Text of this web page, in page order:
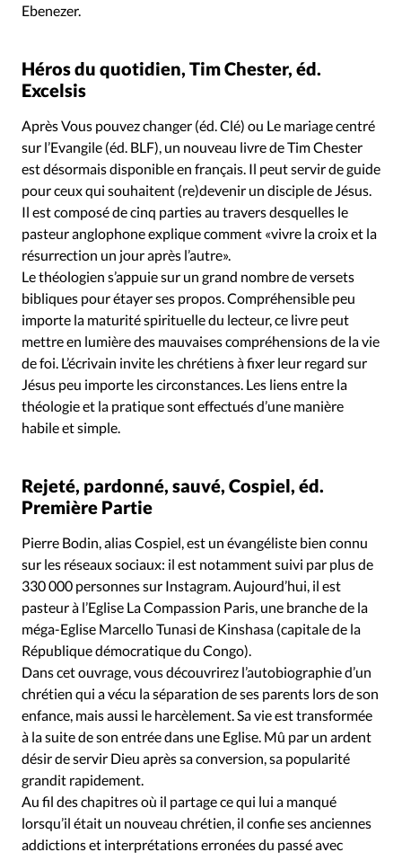
Ebenezer.
Héros du quotidien, Tim Chester, éd.
Excelsis
Après Vous pouvez changer (éd. Clé) ou Le mariage centré
sur l’Evangile (éd. BLF), un nouveau livre de Tim Chester
est désormais disponible en français. Il peut servir de guide
pour ceux qui souhaitent (re)devenir un disciple de Jésus.
Il est composé de cinq parties au travers desquelles le
pasteur anglophone explique comment «vivre la croix et la
résurrection un jour après l’autre».
Le théologien s’appuie sur un grand nombre de versets
bibliques pour étayer ses propos. Compréhensible peu
importe la maturité spirituelle du lecteur, ce livre peut
mettre en lumière des mauvaises compréhensions de la vie
de foi. L’écrivain invite les chrétiens à fixer leur regard sur
Jésus peu importe les circonstances. Les liens entre la
théologie et la pratique sont effectués d’une manière
habile et simple.
Rejeté, pardonné, sauvé, Cospiel, éd.
Première Partie
Pierre Bodin, alias Cospiel, est un évangéliste bien connu
sur les réseaux sociaux: il est notamment suivi par plus de
330 000 personnes sur Instagram. Aujourd’hui, il est
pasteur à l’Eglise La Compassion Paris, une branche de la
méga-Eglise Marcello Tunasi de Kinshasa (capitale de la
République démocratique du Congo).
Dans cet ouvrage, vous découvrirez l’autobiographie d’un
chrétien qui a vécu la séparation de ses parents lors de son
enfance, mais aussi le harcèlement. Sa vie est transformée
à la suite de son entrée dans une Eglise. Mû par un ardent
désir de servir Dieu après sa conversion, sa popularité
grandit rapidement.
Au fil des chapitres où il partage ce qui lui a manqué
lorsqu’il était un nouveau chrétien, il confie ses anciennes
addictions et interprétations erronées du passé avec